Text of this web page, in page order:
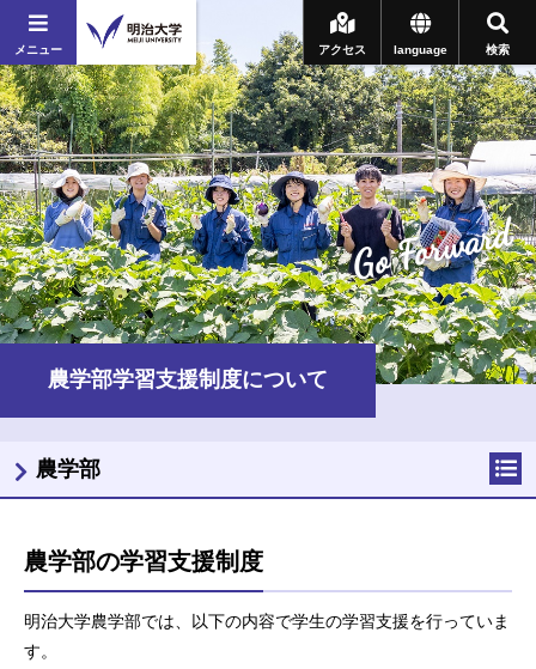
メニュー 検索
language
アクセス
Go Forward
農学部学習支援制度について
農学部の学習支援制度
明治大学農学部では、以下の内容で学生の学習支援を行っていま
す。
農学部